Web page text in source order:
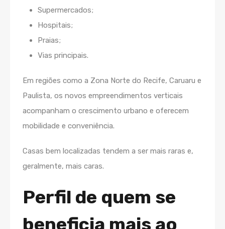
Supermercados;
Hospitais;
Praias;
Vias principais.
Em regiões como a Zona Norte do Recife, Caruaru e
Paulista, os novos empreendimentos verticais
acompanham o crescimento urbano e oferecem
mobilidade e conveniência.
Casas bem localizadas tendem a ser mais raras e,
geralmente, mais caras.
Perfil de quem se
beneficia mais ao